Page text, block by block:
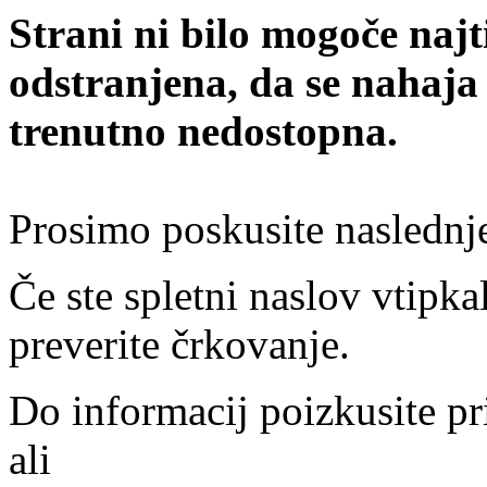
Strani ni bilo mogoče
odstranjena, da se
trenutno nedostopna.
Prosimo poskusite
Če ste spletni naslov
preverite črkovanje.
Do informacij poizkusite
ali